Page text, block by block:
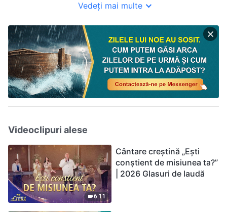
Vedeți mai multe
Videoclipuri alese
6:11
Cântare creștină „Ești
conștient de misiunea ta?”
| 2026 Glasuri de laudă